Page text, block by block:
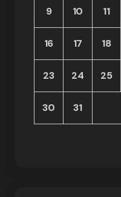
9 10 11
16 17 18
23 24 25
30 31